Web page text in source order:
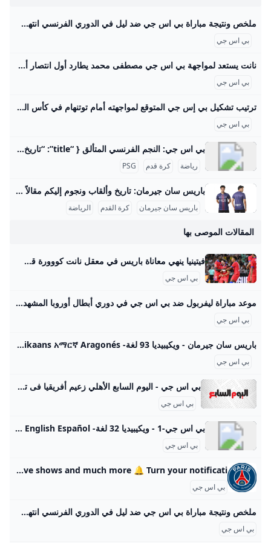
ملخص ونتيجة مباراة بي اس جي ضد ليل في الدوري الفرنسي انتهت مباراة بي اس جي ضد ليل مساء اليوم السبت الموافق 1 مارس، بفوز كاسح وعريض لمصلحة الفريق الباريسي بأربعة أهداف مقابل هدف وحيد، لحساب مباريات الأسبوع الرابع والعشرين من مسابقة الدوري الفرنسي الممتاز2024-25، ليغ 1 لكرة القدم. إيقاف حارس ميسي الشخصي عن بطولة كأس الدوريات.. أعرف السبب منذ أسبوعيننيوكاسل يقدم عرض رسمي للتعاقد مع سيسكو لتعويض رحيل إيزاك المحتملمنذ أسبوعينتصعيد مفاجئ من ألكسندر إيزاك بعد رفض نيوكاسل لعرض ليفربولمنذ أسبوعينمواعيد مباريات اليوم السبت 2 أغسطس.
بي اس جي
نانت يستعد لمواجهة بي اس جي مصطفى محمد يطارد أول انتصار أمام نادي فرنسا الكبير - محتوى بلس ‘يسعى مصطفى محمد، مهاجم منتخب مصر ونادي نانت، لتحقيق أول فوز له في مسيرته أمام فريق باريس سان جيرمان، خلال المواجهة التي تجمعهما مساء اليوم على ملعب “لابوجوار”’ Byأحمد سيدUpdated on
بي اس جي
ترتيب تشكيل بي إس جي المتوقع لمواجهته أمام توتنهام في كأس السوبر الأوروبي - محتوى بلس يستضيف ملعب فريولي مساء اليوم الأربعاء مباراة نهائي كأس السوبر الأوروبي التي تجمع بين فريقي باريس سان جيرمان وتوتنهام، حيث تنطلق المواجهة في تمام الساعة Byراندا عبد الحميدUpdated on
بي اس جي
بي اس جي: النجم الفرنسي المتألق { “title”: “تاريخ وإنجازات نادي باريس سان جيرمان”, “slug”: “tarikh-injazat-nady-paris-saint-germain”, “subtitle”: “نظرة شاملة على قصة نجاح عملاق كرة القدم الفرنسي”, “description”: “باريس سان جيرمان (بي اس جي) هو أحد أنجح أندية كرة القدم الفرنسية والأوروبية، تأسس عام 1970، وحقق 56 لقبًا رسميًا منها 13 لقب دوري فرنسي ومجموعة كبيرة من الكؤوس المحلية والقارية. شهد النادي تحولات كبيرة خاصة بعد استحواذ قطر على النادي في 2011، مما جعله يضم نجومًا عالميين مثل ميسي ونيمار ومبابي، وفاز بدوري أبطال أوروبا لأول مرة في 2025.
رياضة كرة قدم PSG
باريس سان جيرمان: تاريخ وألقاب ونجوم إليكم مقالاً تفصيليًّا باللغة العربية عن نادي باريس سان جيرمان (بي اس جي): تاريخ تأسيس نادي باريس سان جيرمان تأسس نادي باريس سان جيرمان في 12 أغسطس 1970 نتيجة اندماج ناديين فرنسيين هما “باريس إف سي” و"نادي سان جيرمان"، ليصبح بذلك فريقًا موحدًا يمثل العاصمة الفرنسية باريس. بدأ النادي مشواره في دوري الدرجة الثانية الفرنسي وتمكن من الترقية سريعًا إلى الدرجة الأولى في عام 1971. ومع ذلك، مر النادي في بداياته بفترة من عدم الاستقرار المالي والإداري أدت إلى انقسام الفريق عام 1972، حيث بقي نادي باريس في الدرجة الأولى، في حين هبط باريس سان جيرمان إلى الدرجة الثالثة، لكنه عاد سريعًا إلى المستوى الأعلى في سنوات قليلة.
باريس سان جيرمان كرة القدم الرياضة
المقالات الموصى بها
فيتينيا ينهي معاناة باريس في معقل نانت كووورة قص نجم الوسط البرتغالي فيتينيا، شريط أهداف فريقه باريس سان جيرمان في الموسم الجديد من الدوري الفرنسي. كووورة17 أغسطس 202516:31
بي اس جي
موعد مباراة ليفربول ضد بي اس جي في دوري أبطال أوروبا المشهد اليمني تتجه أنظار عشاق كرة القدم في مصر والسعودية والعالم أجمع نحو القمة النارية التي تجمع بين ليفربول الإنجليزي وباريس سان جيرمان الفرنسي في إياب دور الـ16 من دوري شبكة نسائية تجسسالأسطورة بجودة عالية HD .. بث مباشر سيراميكا… الاتحاد الإسباني يفرض عقوبة ريال بيتيس بسبب الهتافات… كل التفاصيل عن غيابات الأهلي المصري أمام غزل… المشهد اليمنيبيان مفاجئ.. ”مؤتمر صنعاء” يعلن رسميا إلغاء الاحتفال… المشهد اليمنيقرارات وشيكة لحزب المؤتمر في صنعاء بفصل “أحمد…
بي اس جي
باريس سان جيرمان - ويكيبيديا 93 لغة- Afrikaans አማርኛ Aragonés الدارجة مصرى Asturianu Azərbaycanca تۆرکجه Basa Bali Беларуская Беларуская
بي اس جي
بي اس جي - اليوم السابع الأهلي زعيم أفريقيا فى تصنيف أندية العالم.. وباريس سان جيرمان يتصدر الأربعاء، 20 أغسطس 2025 12:30 م تفوق الأهلي على صن داونز الجنوب أفريقي الذي حل ثانيًا في قائمة الأندية الأفريقية، بينما جاء بيراميدز في المرتبة الـ 94 عالميًا والثالث أفريقيًا باريس سان جيرمان يسيطر على ترشيحات الكرة الذهبية 2025 بـ9 لاعبين الخميس، 07 أغسطس 2025 05:16 م تصدّر نادي باريس سان جيرمان الفرنسي قائمة الأندية الأكثر تمثيلًا في سباق الكرة الذهبية لعام 2025، بعد الإعلان عن القائمة الأولية للمرشحين
بي اس جي
بي اس جي-1 - ويكيبيديا 32 لغة- বাংলা Bosanski Català Čeština Dansk Deutsch English Español فارسی Suomi Français עברית Hrvatski Bahasa Indonesia Italiano 日本語 Jawa 한국어 മലയാളം
بي اس جي
PSG - Paris Saint-Germain - YouTube Welcome to the official Paris Saint-Germain channel on Youtube!🎥 Highlights, challenges, interviews, vlogs, live shows and much more 🔔 Turn your notificati…
بي اس جي
ملخص ونتيجة مباراة بي اس جي ضد ليل في الدوري الفرنسي انتهت مباراة بي اس جي ضد ليل مساء اليوم السبت الموافق 1 مارس، بفوز كاسح وعريض لمصلحة الفريق الباريسي بأربعة أهداف مقابل هدف وحيد، لحساب مباريات الأسبوع الرابع والعشرين من مسابقة الدوري الفرنسي الممتاز2024-25، ليغ 1 لكرة القدم. إيقاف حارس ميسي الشخصي عن بطولة كأس الدوريات.. أعرف السبب منذ أسبوعيننيوكاسل يقدم عرض رسمي للتعاقد مع سيسكو لتعويض رحيل إيزاك المحتملمنذ أسبوعينتصعيد مفاجئ من ألكسندر إيزاك بعد رفض نيوكاسل لعرض ليفربولمنذ أسبوعينمواعيد مباريات اليوم السبت 2 أغسطس.
بي اس جي